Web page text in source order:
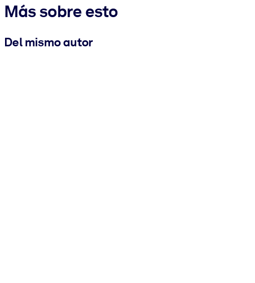
Más sobre esto
Del mismo autor